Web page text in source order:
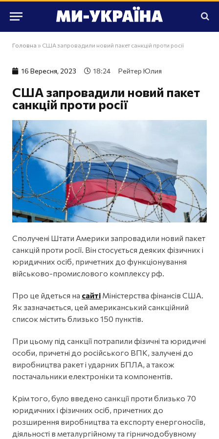
Головна » США запровадили новий пакет санкцій проти росії
16 Вересня, 2023 18:24 Рейтер Юлия
США запровадили новий пакет
санкцій проти росії
Сполучені Штати Америки запровадили новий пакет
санкцій проти росії. Він стосується деяких фізичних і
юридичних осіб, причетних до функціонування
військово-промислового комплексу рф.
Про це йдеться на сайті Міністерства фінансів США.
Як зазначається, цей американський санкційний
список містить близько 150 пунктів.
При цьому під санкції потрапили фізичні та юридичні
особи, причетні до російського ВПК, залучені до
виробництва ракет і ударних БПЛА, а також
постачальники електроніки та компонентів.
Крім того, було введено санкції проти близько 70
юридичних і фізичних осіб, причетних до
розширення виробництва та експорту енергоносіїв,
діяльності в металургійному та гірничодобувному